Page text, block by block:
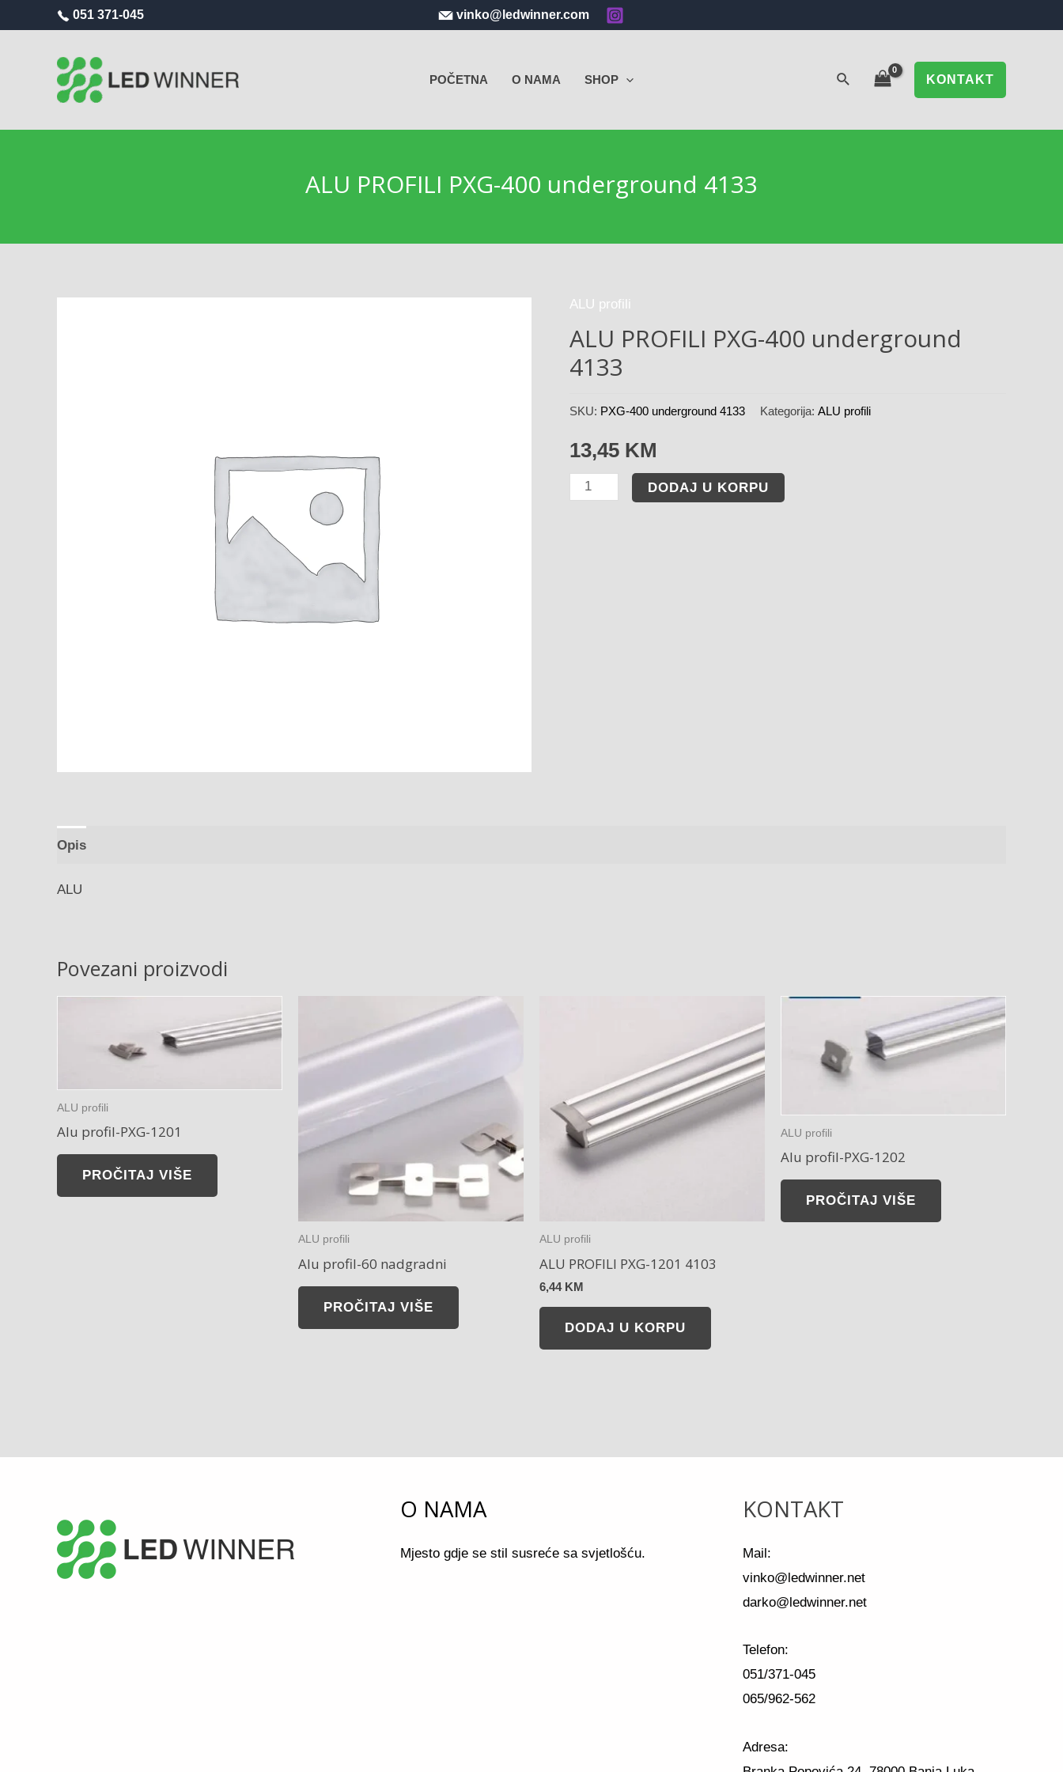
051 371-045 vinko@ledwinner.com
POČETNA O NAMA SHOP KONTAKT
ALU PROFILI PXG-400 underground 4133
ALU profili
ALU PROFILI PXG-400 underground
4133
SKU: PXG-400 underground 4133 Kategorija: ALU profili
13,45 KM
DODAJ U KORPU
Opis
ALU
Povezani proizvodi
ALU profili
Alu profil-PXG-1201
PROČITAJ VIŠE
ALU profili
Alu profil-60 nadgradni
PROČITAJ VIŠE
ALU profili
ALU PROFILI PXG-1201 4103
6,44 KM
DODAJ U KORPU
ALU profili
Alu profil-PXG-1202
PROČITAJ VIŠE
O NAMA
Mjesto gdje se stil susreće sa svjetlošću.
KONTAKT
Mail:
vinko@ledwinner.net
darko@ledwinner.net
Telefon:
051/371-045
065/962-562
Adresa: